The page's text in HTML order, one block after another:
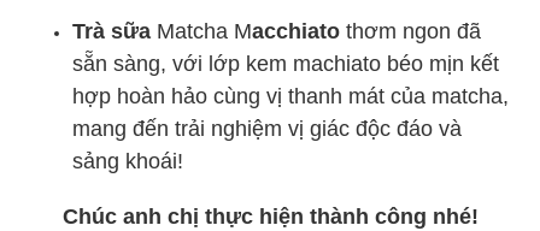
Trà sữa Matcha Macchiato thơm ngon đã
sẵn sàng, với lớp kem machiato béo mịn kết
hợp hoàn hảo cùng vị thanh mát của matcha,
mang đến trải nghiệm vị giác độc đáo và
sảng khoái!
Chúc anh chị thực hiện thành công nhé!